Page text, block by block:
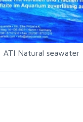
ATI Natural seawater